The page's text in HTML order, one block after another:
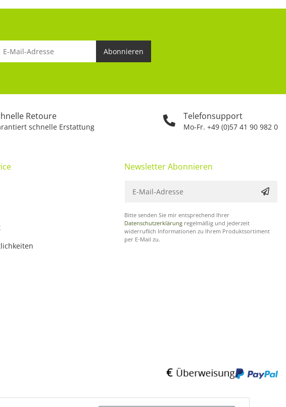
Retoure
schnelle Erstattung
Telefonsupport
Mo-Fr. +49 (0)57 41 90 982 0
Abonnieren
Newsletter Abonnieren
Bitte senden Sie mir entsprechend Ihrer
Datenschutzerklärung regelmäßig und jederzeit
widerruflich Informationen zu Ihrem Produktsortiment
per E-Mail zu.